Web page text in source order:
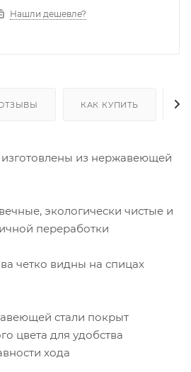
Нашли дешевле?
КАК КУПИТЬ
из нержавеющей
экологически чистые и
переработки
четко видны на спицах
стали покрыт
цвета для удобства
хода